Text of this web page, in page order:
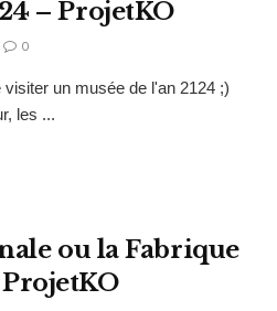
– ProjetKO
0
un musée de l'an 2124 ;)
les ...
ou la Fabrique